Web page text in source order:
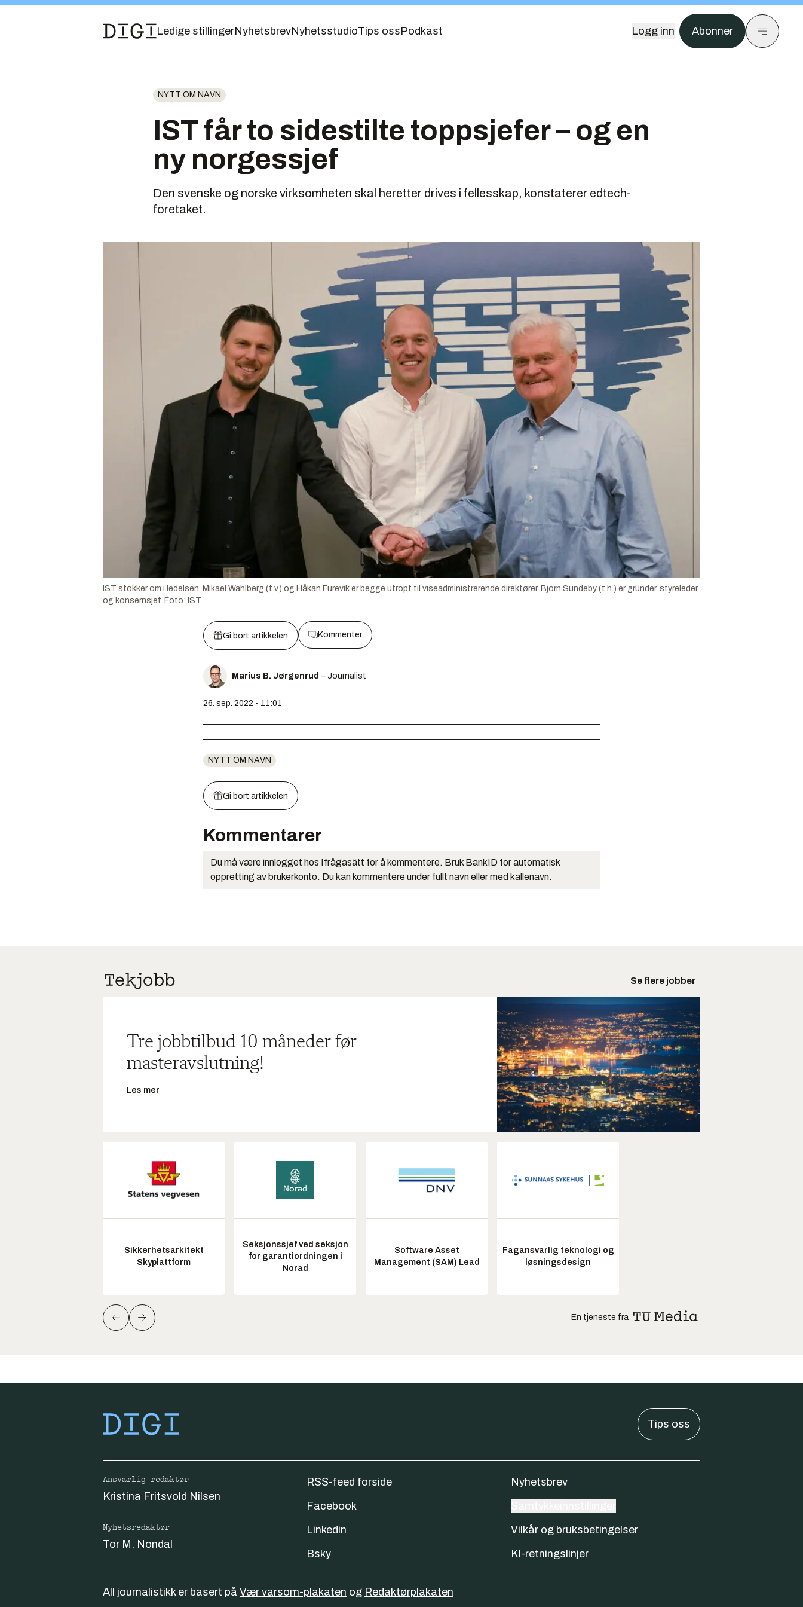
Ledige stillingerNyhetsbrevNyhetsstudioTips oss Podkast Logg inn Abonner
NYTT OM NAVN
IST får to sidestilte toppsjefer – og en
ny norgessjef
Den svenske og norske virksomheten skal heretter drives i fellesskap, konstaterer edtech-
foretaket.
IST stokker om i ledelsen. Mikael Wahlberg (t.v.) og Håkan Furevik er begge utropt til viseadministrerende direktører. Björn Sundeby (t.h.) er gründer, styreleder
og konsernsjef. Foto: IST
Gi bort artikkelen Kommenter
Marius B. Jørgenrud – Journalist
26. sep. 2022 - 11:01
NYTT OM NAVN
Gi bort artikkelen
Kommentarer
Du må være innlogget hos Ifrågasätt for å kommentere. Bruk BankID for automatisk
oppretting av brukerkonto. Du kan kommentere under fullt navn eller med kallenavn.
Se flere jobber
Tre jobbtilbud 10 måneder før
masteravslutning!
Les mer
Sikkerhetsarkitekt
Skyplattform
Seksjonssjef ved seksjon
for garantiordningen i
Norad
Software Asset
Management (SAM) Lead
Fagansvarlig teknologi og
løsningsdesign
En tjeneste fra
Tips oss
Ansvarlig redaktør
Kristina Fritsvold Nilsen
Nyhetsredaktør
Tor M. Nondal
RSS-feed forside
Facebook
Linkedin
Bsky
Nyhetsbrev
Vilkår og bruksbetingelser
KI-retningslinjer
All journalistikk er basert på Vær varsom-plakaten og Redaktørplakaten